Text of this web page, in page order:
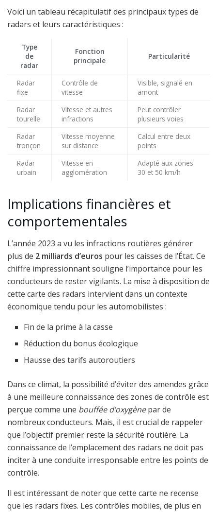
Voici un tableau récapitulatif des principaux types de
radars et leurs caractéristiques :
Type
de
radar
Fonction
principale
Particularité
Radar
fixe
Contrôle de
vitesse
Visible, signalé en
amont
Radar
tourelle
Vitesse et autres
infractions
Peut contrôler
plusieurs voies
Radar
tronçon
Vitesse moyenne
sur distance
Calcul entre deux
points
Radar
urbain
Vitesse en
agglomération
Adapté aux zones
30 et 50 km/h
Implications financières et
comportementales
L’année 2023 a vu les infractions routières générer
plus de 2 milliards d’euros pour les caisses de l’État. Ce
chiffre impressionnant souligne l’importance pour les
conducteurs de rester vigilants. La mise à disposition de
cette carte des radars intervient dans un contexte
économique tendu pour les automobilistes :
Fin de la prime à la casse
Réduction du bonus écologique
Hausse des tarifs autoroutiers
Dans ce climat, la possibilité d’éviter des amendes grâce
à une meilleure connaissance des zones de contrôle est
perçue comme une bouffée d’oxygènepar de
nombreux conducteurs. Mais, il est crucial de rappeler
que l’objectif premier reste la sécurité routière. La
connaissance de l’emplacement des radars ne doit pas
inciter à une conduite irresponsable entre les points de
contrôle.
Il est intéressant de noter que cette carte ne recense
que les radars fixes. Les contrôles mobiles, de plus en